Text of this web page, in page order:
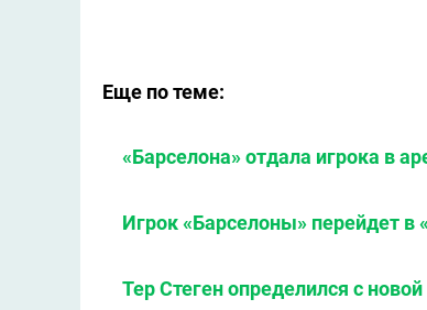
Еще по теме:
«Барселона» отдала игрока в
Игрок «Барселоны» перейдет в
Тер Стеген определился с